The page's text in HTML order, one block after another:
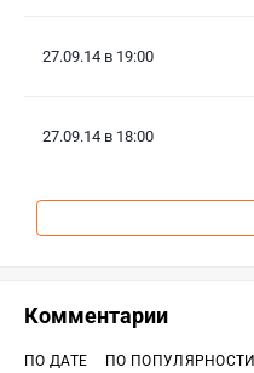
27.09.14 в 19:00
27.09.14 в 18:00
Комментарии
ПО ДАТЕ ПО ПОПУЛЯРНОСТИ